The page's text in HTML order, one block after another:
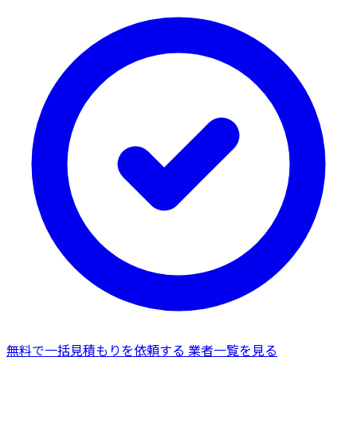
無料で一括見積もりを依頼する 業者一覧を見る